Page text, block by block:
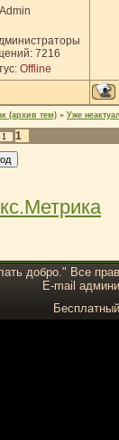
Admin
7216
Offline
(архив тем) » Уже
1 1
добро." Все
E-mail